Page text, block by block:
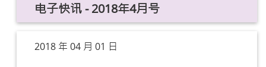
电子快讯 - 2018年4月号
2018 年 04 月 01 日